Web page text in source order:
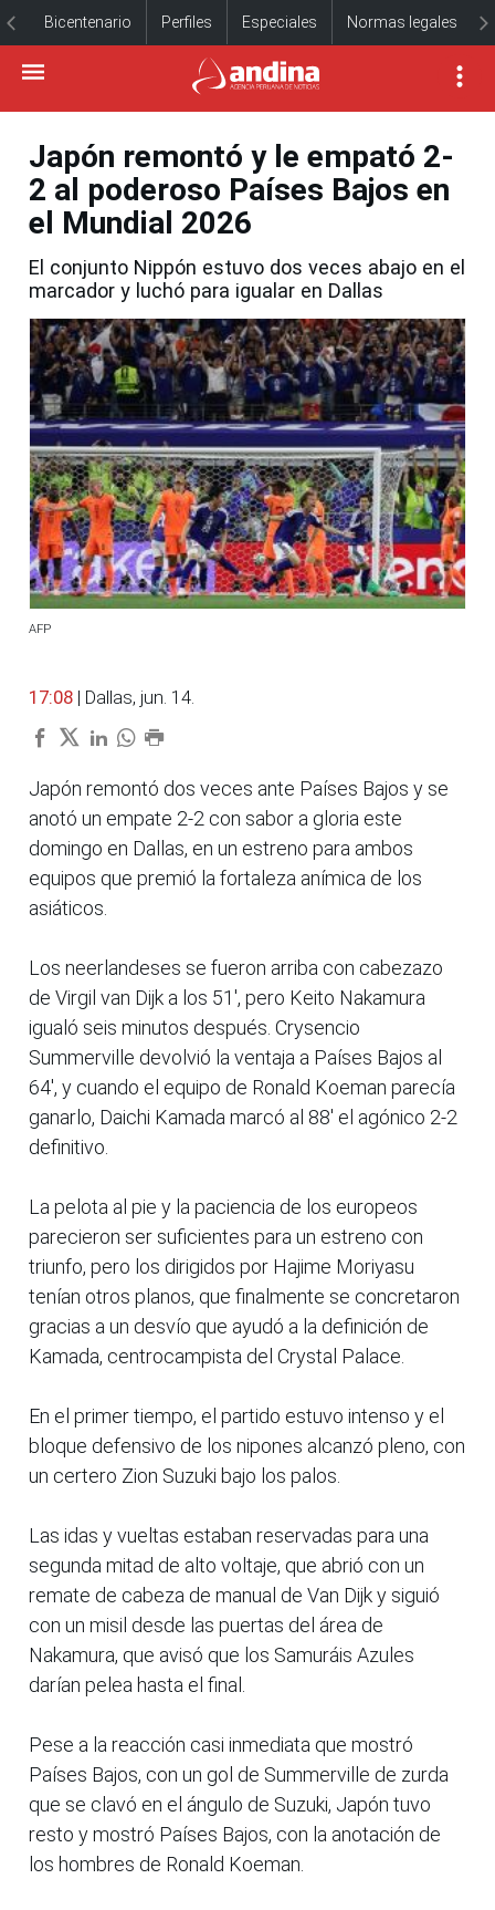
Bicentenario Perfiles Especiales Normas legales
Japón remontó y le empató 2-
2 al poderoso Países Bajos en
el Mundial 2026
El conjunto Nippón estuvo dos veces abajo en el
marcador y luchó para igualar en Dallas
AFP
17:08 | Dallas, jun. 14.
Japón remontó dos veces ante Países Bajos y se
anotó un empate 2-2 con sabor a gloria este
domingo en Dallas, en un estreno para ambos
equipos que premió la fortaleza anímica de los
asiáticos.
Los neerlandeses se fueron arriba con cabezazo
de Virgil van Dijk a los 51', pero Keito Nakamura
igualó seis minutos después. Crysencio
Summerville devolvió la ventaja a Países Bajos al
64', y cuando el equipo de Ronald Koeman parecía
ganarlo, Daichi Kamada marcó al 88' el agónico 2-2
definitivo.
La pelota al pie y la paciencia de los europeos
parecieron ser suficientes para un estreno con
triunfo, pero los dirigidos por Hajime Moriyasu
tenían otros planos, que finalmente se concretaron
gracias a un desvío que ayudó a la definición de
Kamada, centrocampista del Crystal Palace.
En el primer tiempo, el partido estuvo intenso y el
bloque defensivo de los nipones alcanzó pleno, con
un certero Zion Suzuki bajo los palos.
Las idas y vueltas estaban reservadas para una
segunda mitad de alto voltaje, que abrió con un
remate de cabeza de manual de Van Dijk y siguió
con un misil desde las puertas del área de
Nakamura, que avisó que los Samuráis Azules
darían pelea hasta el final.
Pese a la reacción casi inmediata que mostró
Países Bajos, con un gol de Summerville de zurda
que se clavó en el ángulo de Suzuki, Japón tuvo
resto y mostró Países Bajos, con la anotación de
los hombres de Ronald Koeman.